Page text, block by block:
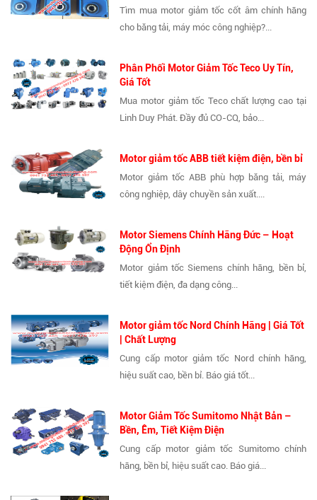
Tìm mua motor giảm tốc cốt âm chính hãng
cho băng tải, máy móc công nghiệp?...
Phân Phối Motor Giảm Tốc Teco Uy Tín,
Giá Tốt
Mua motor giảm tốc Teco chất lượng cao tại
Linh Duy Phát. Đầy đủ CO-CQ, bảo...
Motor giảm tốc ABB tiết kiệm điện, bền bỉ
Motor giảm tốc ABB phù hợp băng tải, máy
công nghiệp, dây chuyền sản xuất....
Motor Siemens Chính Hãng Đức – Hoạt
Động Ổn Định
Motor giảm tốc Siemens chính hãng, bền bỉ,
tiết kiệm điện, đa dạng công...
Motor giảm tốc Nord Chính Hãng | Giá Tốt
| Chất Lượng
Cung cấp motor giảm tốc Nord chính hãng,
hiệu suất cao, bền bỉ. Báo giá tốt...
Motor Giảm Tốc Sumitomo Nhật Bản –
Bền, Êm, Tiết Kiệm Điện
Cung cấp motor giảm tốc Sumitomo chính
hãng, bền bỉ, hiệu suất cao. Báo giá...